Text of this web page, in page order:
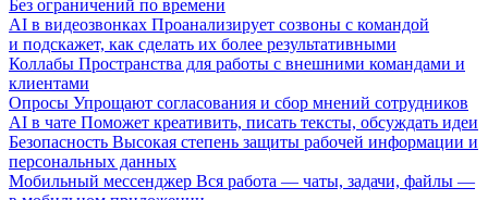
Без ограничений по времени
AI в видеозвонках Проанализирует созвоны с командой
и подскажет, как сделать их более результативными
Коллабы Пространства для работы с внешними командами и
клиентами
Опросы Упрощают согласования и сбор мнений сотрудников
AI в чате Поможет креативить, писать тексты, обсуждать идеи
Безопасность Высокая степень защиты рабочей информации и
персональных данных
Мобильный мессенджер Вся работа — чаты, задачи, файлы —